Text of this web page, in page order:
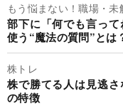
もう悩まない！職場・未
部下に「何でも言っ
使う“魔法の質問”とは
株トレ
株で勝てる人は見逃さ
の特徴